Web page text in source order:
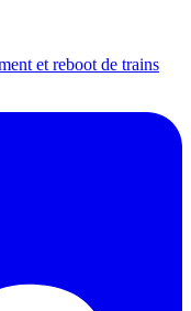
et reboot de trains